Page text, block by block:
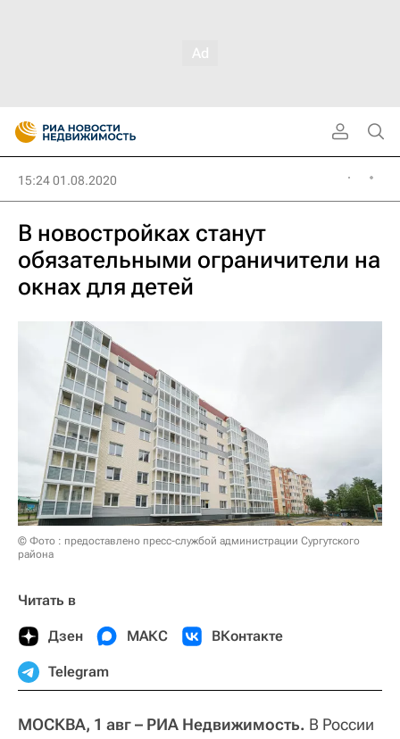
15:24 01.08.2020
В новостройках станут
обязательными ограничители на
окнах для детей
© Фото : предоставлено пресс-службой администрации Сургутского
района
Читать в
Дзен МАКС ВКонтакте
Telegram
МОСКВА, 1 авг – РИА Недвижимость. В России